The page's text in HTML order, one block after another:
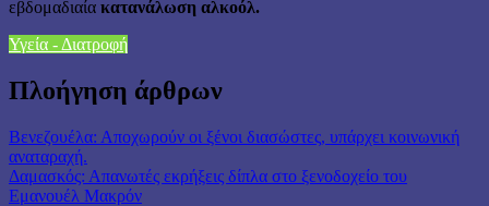
εβδομαδιαία κατανάλωση αλκοόλ.
Υγεία - Διατροφή
Πλοήγηση άρθρων
Βενεζουέλα: Αποχωρούν οι ξένοι διασώστες, υπάρχει κοινωνική
αναταραχή.
Δαμασκός: Απανωτές εκρήξεις δίπλα στο ξενοδοχείο του
Εμανουέλ Μακρόν